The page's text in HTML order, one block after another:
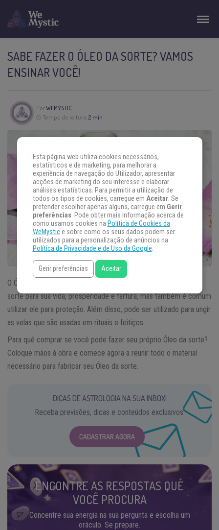
SABE FAZER O ÓLEO DA SORTE? VAMOS
ENSINAR VOCÊ!
PorWEMYSTIC
Tempo de leitura: 2 min
O Óleo da sorte é bastante utilizado para abrir caminhos, trazer
sorte para sua vida, prosperidade e fartura, mas também é comum
utilizar ele para proteção. Além disso, pode ser utilizado para ungir
as velas que são usadas em rituais e feitiços.
Para quê comprar se você pode fazer seu próprio Óleo da sorte?
Coloque mãos à obra e comece agora a reunir todo o material
necessário para fabricar seu Óleo da sorte.
DICAS DE ASTROLOGIA NA SUA INBOX!
Receba previsões, dicas e conteúdos exclusivos.
CADASTRAR AGORA
ENCONTRE AS RESPOSTAS QUE
VOCÊ PROCURA
Concentre sua energia na sua pergunta e escolha um
oráculo. Se prepare.
Esta página web utiliza cookies necessários,
estatísticos e de marketing, para melhorar a
experiência de navegação do Utilizador, apresentar
acções de marketing do seu interesse e elaborar
análises estatísticas. Para permitir a utilização de
todos os tipos de cookies, carregue em Aceitar. Se
pretender escolher apenas alguns, carregue em Gerir
preferências. Pode obter mais informação acerca de
como usamos cookies na Política de Cookies da
WeMystice sobre como os seus dados podem ser
utilizados para a personalização de anúncios na
Política de Privacidade e de Uso da Google.
Gerir preferências Aceitar